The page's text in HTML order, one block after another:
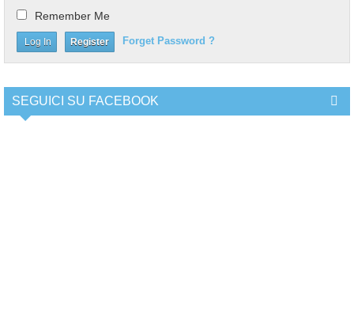
Remember Me
Forget Password ?
Register
SEGUICI SU FACEBOOK